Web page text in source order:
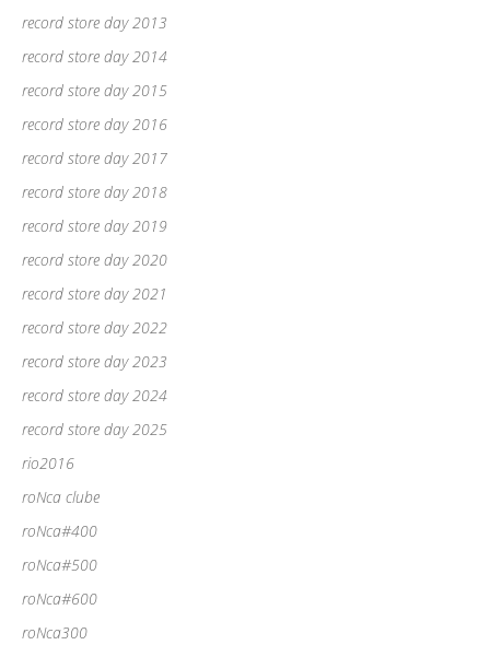
record store day 2013
record store day 2014
record store day 2015
record store day 2016
record store day 2017
record store day 2018
record store day 2019
record store day 2020
record store day 2021
record store day 2022
record store day 2023
record store day 2024
record store day 2025
rio2016
roNca clube
roNca#400
roNca#500
roNca#600
roNca300